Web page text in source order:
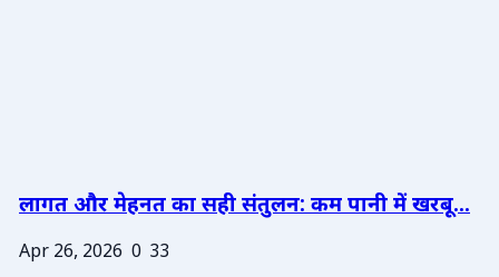
लागत और मेहनत का सही संतुलन: कम पानी में खरबू...
Apr 26, 2026 0 33